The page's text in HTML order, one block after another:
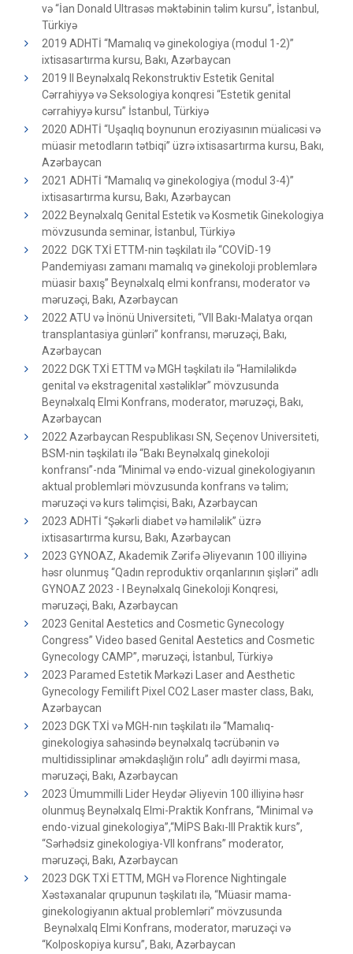
və “İan Donald Ultrasəs məktəbinin təlim kursu”, İstanbul,
Türkiyə
2019 ADHTİ “Mamalıq və ginekologiya (modul 1-2)”
ixtisasartırma kursu, Bakı, Azərbaycan
2019 II Beynəlxalq Rekonstruktiv Estetik Genital
Cərrahiyyə və Seksologiya konqresi “Estetik genital
cərrahiyyə kursu” İstanbul, Türkiyə
2020 ADHTİ “Uşaqlıq boynunun eroziyasının müalicəsi və
müasir metodların tətbiqi” üzrə ixtisasartırma kursu, Bakı,
Azərbaycan
2021 ADHTİ “Mamalıq və ginekologiya (modul 3-4)”
ixtisasartırma kursu, Bakı, Azərbaycan
2022 Beynəlxalq Genital Estetik və Kosmetik Ginekologiya
mövzusunda seminar, İstanbul, Türkiyə
2022 DGK TXİ ETTM-nin təşkilatı ilə “COVİD-19
Pandemiyası zamanı mamalıq və ginekoloji problemlərə
müasir baxış” Beynəlxalq elmi konfransı, moderator və
məruzəçi, Bakı, Azərbaycan
2022 ATU və İnönü Universiteti, “VII Bakı-Malatya orqan
transplantasiya günləri” konfransı, məruzəçi, Bakı,
Azərbaycan
2022 DGK TXİ ETTM və MGH təşkilatı ilə “Hamiləlikdə
genital və ekstragenital xəstəliklər” mövzusunda
Beynəlxalq Elmi Konfrans, moderator, məruzəçi, Bakı,
Azərbaycan
2022 Azərbaycan Respublikası SN, Seçenov Universiteti,
BSM-nin təşkilatı ilə “Bakı Beynəlxalq ginekoloji
konfransı”-nda “Minimal və endo-vizual ginekologiyanın
aktual problemləri mövzusunda konfrans və təlim;
məruzəçi və kurs təlimçisi, Bakı, Azərbaycan
2023 ADHTİ “Şəkərli diabet və hamiləlik” üzrə
ixtisasartırma kursu, Bakı, Azərbaycan
2023 GYNOAZ, Akademik Zərifə Əliyevanın 100 illiyinə
həsr olunmuş “Qadın reproduktiv orqanlarının şişləri” adlı
GYNOAZ 2023 - I Beynəlxalq Ginekoloji Konqresi,
məruzəçi, Bakı, Azərbaycan
2023 Genital Aestetics and Cosmetic Gynecology
Congress” Video based Genital Aestetics and Cosmetic
Gynecology CAMP”, məruzəçi, İstanbul, Türkiyə
2023 Paramed Estetik Mərkəzi Laser and Aesthetic
Gynecology Femilift Pixel CO2 Laser master class, Bakı,
Azərbaycan
2023 DGK TXİ və MGH-nın təşkilatı ilə “Mamalıq-
ginekologiya sahəsində beynəlxalq təcrübənin və
multidissiplinar əməkdaşlığın rolu” adlı dəyirmi masa,
məruzəçi, Bakı, Azərbaycan
2023 Ümummilli Lider Heydər Əliyevin 100 illiyinə həsr
olunmuş Beynəlxalq Elmi-Praktik Konfrans, “Minimal və
endo-vizual ginekologiya”,“MİPS Bakı-III Praktik kurs”,
“Sərhədsiz ginekologiya-VII konfrans” moderator,
məruzəçi, Bakı, Azərbaycan
2023 DGK TXİ ETTM, MGH və Florence Nightingale
Xəstəxanalar qrupunun təşkilatı ilə, “Müasir mama-
ginekologiyanın aktual problemləri” mövzusunda
Beynəlxalq Elmi Konfrans, moderator, məruzəçi və
“Kolposkopiya kursu”, Bakı, Azərbaycan